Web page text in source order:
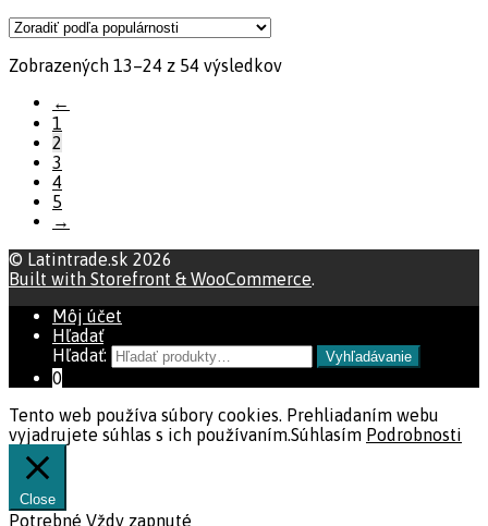
Zobrazených 13–24 z 54 výsledkov
←
1
2
3
4
5
→
© Latintrade.sk 2026
Built with Storefront & WooCommerce.
Môj účet
Hľadať
Hľadať:
Vyhľadávanie
0
Tento web používa súbory cookies. Prehliadaním webu
vyjadrujete súhlas s ich používaním.Súhlasím Podrobnosti
Close
Potrebné Vždy zapnuté